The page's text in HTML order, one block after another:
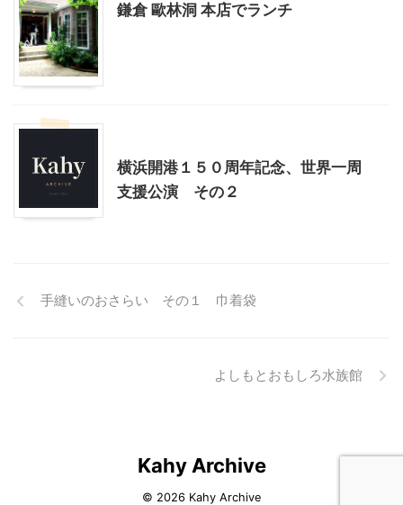
鎌倉 歐林洞 本店でランチ
横浜開港１５０周年記念、世界一周
支援公演 その２
手縫いのおさらい その１ 巾着袋
よしもとおもしろ水族館
Kahy Archive
© 2026 Kahy Archive